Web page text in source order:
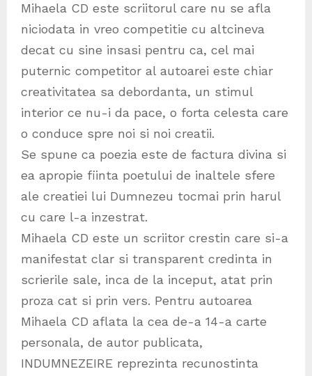
Mihaela CD este scriitorul care nu se afla
niciodata in vreo competitie cu altcineva
decat cu sine insasi pentru ca, cel mai
puternic competitor al autoarei este chiar
creativitatea sa debordanta, un stimul
interior ce nu-i da pace, o forta celesta care
o conduce spre noi si noi creatii.
Se spune ca poezia este de factura divina si
ea apropie fiinta poetului de inaltele sfere
ale creatiei lui Dumnezeu tocmai prin harul
cu care l-a inzestrat.
Mihaela CD este un scriitor crestin care si-a
manifestat clar si transparent credinta in
scrierile sale, inca de la inceput, atat prin
proza cat si prin vers. Pentru autoarea
Mihaela CD aflata la cea de-a 14-a carte
personala, de autor publicata,
INDUMNEZEIRE reprezinta recunostinta